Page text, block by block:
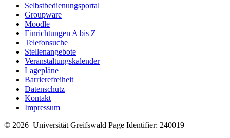
Selbstbedienungsportal
Groupware
Moodle
Einrichtungen A bis Z
Telefonsuche
Stellenangebote
Veranstaltungskalender
Lagepläne
Barrierefreiheit
Datenschutz
Kontakt
Impressum
© 2026 Universität Greifswald Page Identifier: 240019